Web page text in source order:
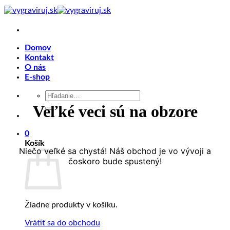
Skip
content
Domov
Kontakt
O nás
E-shop
Hľadať:
0
Košík
Žiadne produkty v košíku.
Vrátiť sa do obchodu
Veľké veci sú na obzore
Niečo veľké sa chystá! Náš obchod je vo vývoji a
čoskoro bude spustený!